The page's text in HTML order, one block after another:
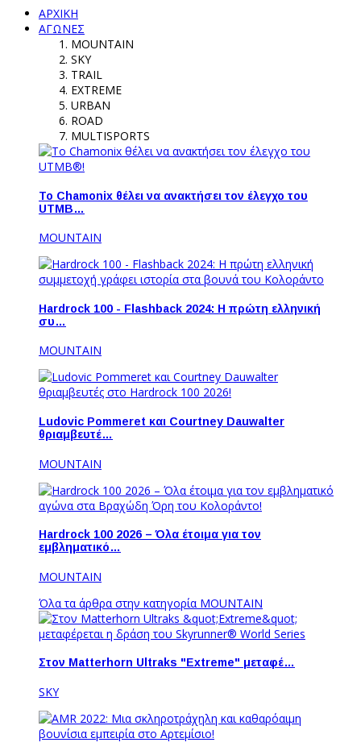
ΑΡΧΙΚΗ
ΑΓΩΝΕΣ
MOUNTAIN
SKY
TRAIL
EXTREME
URBAN
ROAD
MULTISPORTS
Το Chamonix θέλει να ανακτήσει τον έλεγχο του
UTMB…
MOUNTAIN
Hardrock 100 - Flashback 2024: Η πρώτη ελληνική
συ…
MOUNTAIN
Ludovic Pommeret και Courtney Dauwalter
θριαμβευτέ…
MOUNTAIN
Hardrock 100 2026 – Όλα έτοιμα για τον
εμβληματικό…
MOUNTAIN
Όλα τα άρθρα στην κατηγορία MOUNTAIN
Στον Matterhorn Ultraks "Extreme" μεταφέ…
SKY